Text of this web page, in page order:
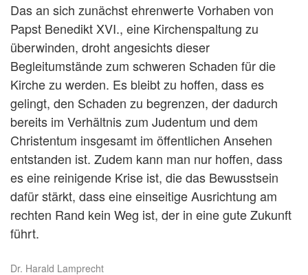
Das an sich zunächst ehrenwerte Vorhaben von
Papst Benedikt XVI., eine Kirchenspaltung zu
überwinden, droht angesichts dieser
Begleitumstände zum schweren Schaden für die
Kirche zu werden. Es bleibt zu hoffen, dass es
gelingt, den Schaden zu begrenzen, der dadurch
bereits im Verhältnis zum Judentum und dem
Christentum insgesamt im öffentlichen Ansehen
entstanden ist. Zudem kann man nur hoffen, dass
es eine reinigende Krise ist, die das Bewusstsein
dafür stärkt, dass eine einseitige Ausrichtung am
rechten Rand kein Weg ist, der in eine gute Zukunft
führt.
Dr. Harald Lamprecht